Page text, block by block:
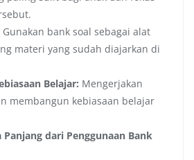
Gunakan bank soal sebagai alat
materi yang sudah diajarkan di
Belajar: Mengerjakan
membangun kebiasaan belajar
Panjang dari Penggunaan Bank